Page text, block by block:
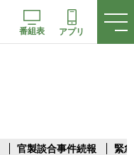
番組表 アプリ
官製談合事件続報 緊